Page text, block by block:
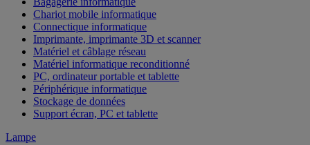
Chariot mobile informatique
Connectique informatique
Imprimante, imprimante 3D et scanner
Matériel et câblage réseau
Matériel informatique reconditionné
PC, ordinateur portable et tablette
Périphérique informatique
Stockage de données
Support écran, PC et tablette
Lampe